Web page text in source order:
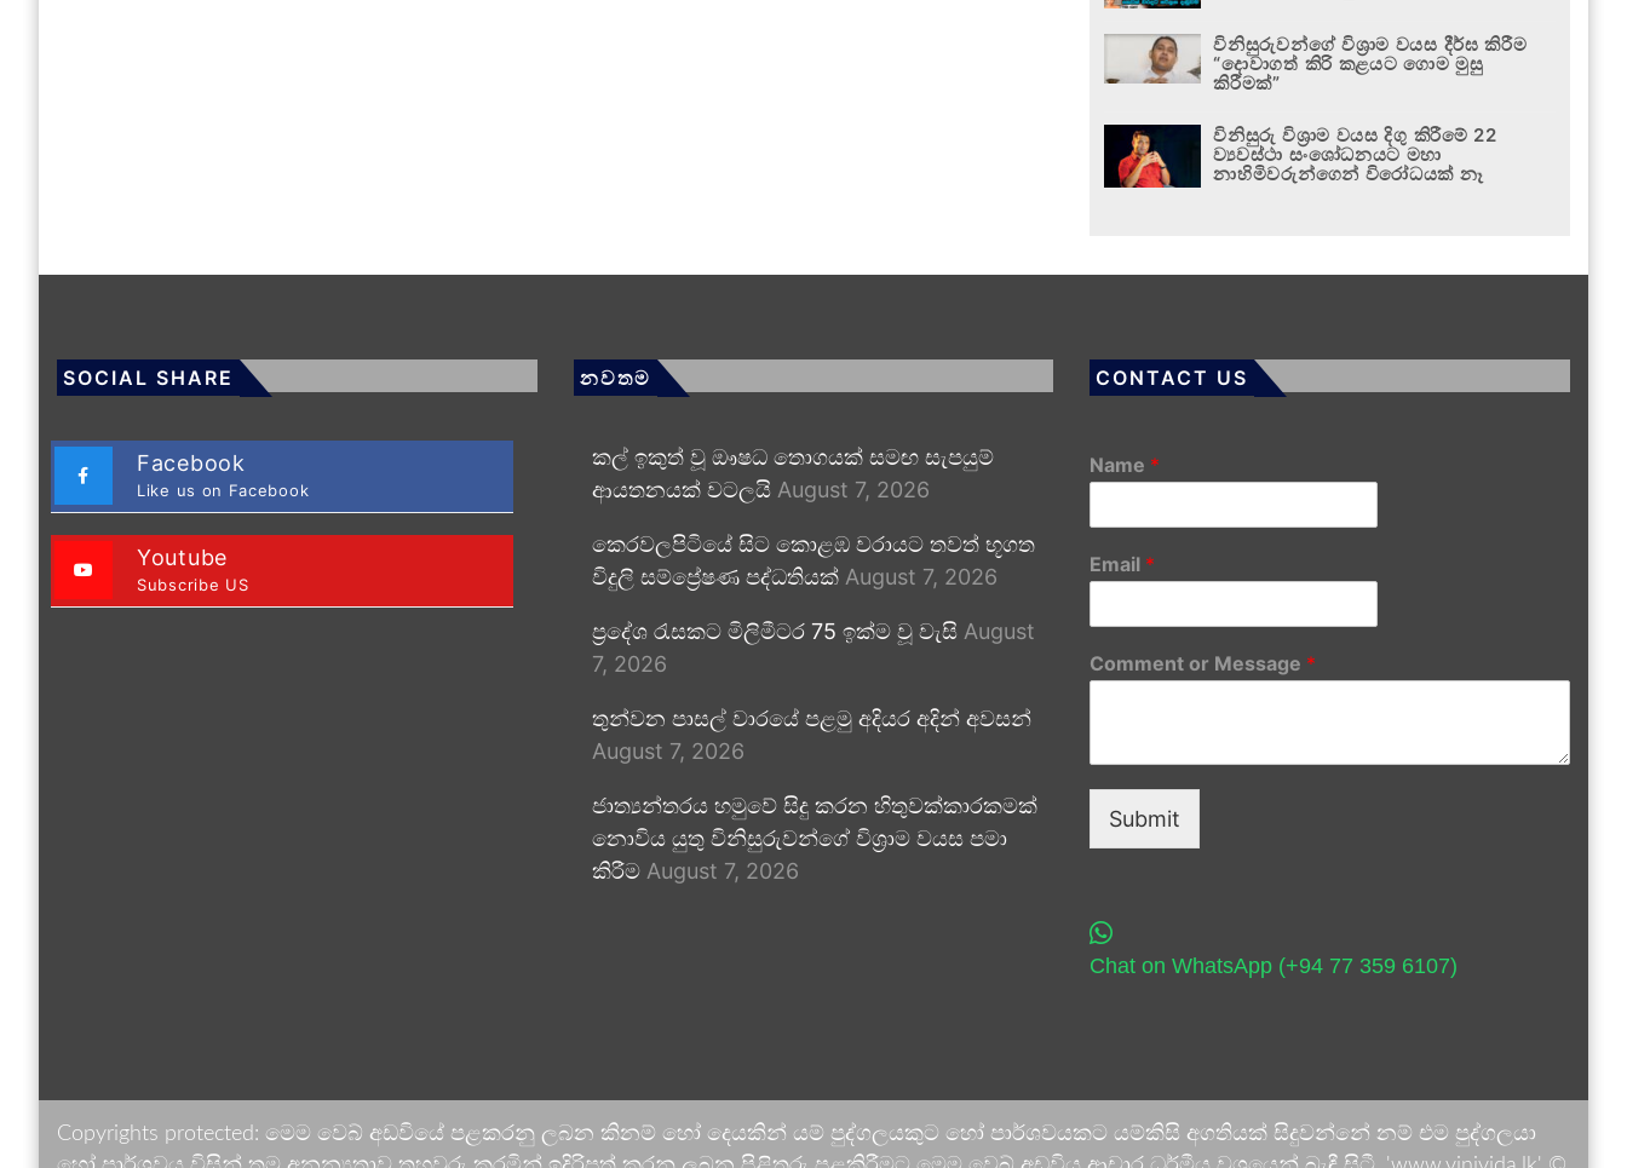
විනිසුරුවන්ගේ විශ්‍රාම වයස දීර්ඝ කිරීම
“දොවාගත් කිරි කළයට ගොම මුසු
කිරීමක්”
විනිසුරු විශ්‍රාම වයස දිගු කිරීමේ 22
ව්‍යවස්ථා සංශෝධනයට මහා
නාහිමිවරුන්ගෙන් විරෝධයක් නෑ
SOCIAL SHARE
Facebook
Like us on Facebook
Youtube
Subscribe US
නවතම
කල් ඉකුත් වූ ඖෂධ තොගයක් සමඟ සැපයුම්
ආයතනයක් වටලයි August 7, 2026
කෙරවලපිටියේ සිට කොළඹ වරායට තවත් භූගත
විදුලි සම්ප්‍රේෂණ පද්ධතියක් August 7, 2026
ප්‍රදේශ රැසකට මිලිමීටර 75 ඉක්ම වූ වැසි August
7, 2026
තුන්වන පාසල් වාරයේ පළමු අදියර අදින් අවසන්
August 7, 2026
ජාත්‍යන්තරය හමුවේ සිදු කරන හිතුවක්කාරකමක්
නොවිය යුතු විනිසුරුවන්ගේ විශ්‍රාම වයස පමා
කිරීම August 7, 2026
CONTACT US
Name *
Email *
Comment or Message *
Submit
Chat on WhatsApp (+94 77 359 6107)
Copyrights protected: මෙම වෙබ් අඩවියේ පළකරනු ලබන කිනම් හෝ දෙයකින් යම් පුද්ගලයකුට හෝ පාර්ශවයකට යම්කිසි අගතියක් සිදුවන්නේ නම් එම පුද්ගලයා